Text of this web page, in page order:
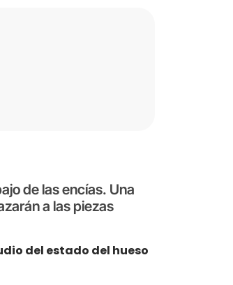
de las encías. Una
a las piezas
del estado del hueso